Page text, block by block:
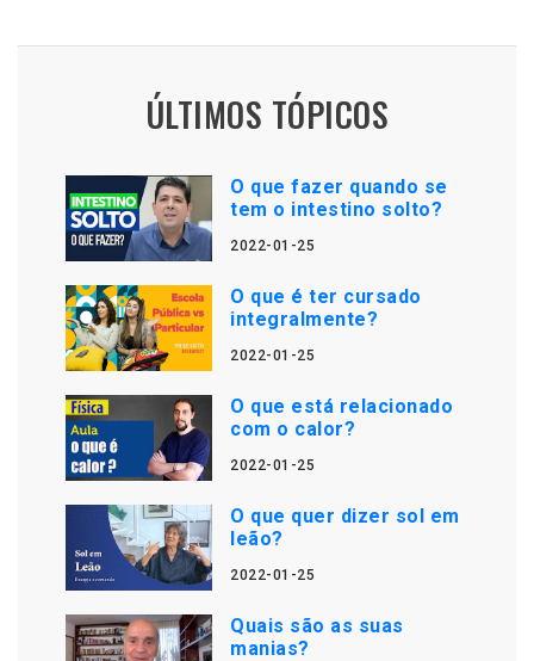
ÚLTIMOS TÓPICOS
O que fazer quando se
tem o intestino solto?
2022-01-25
O que é ter cursado
integralmente?
2022-01-25
O que está relacionado
com o calor?
2022-01-25
O que quer dizer sol em
leão?
2022-01-25
Quais são as suas
manias?